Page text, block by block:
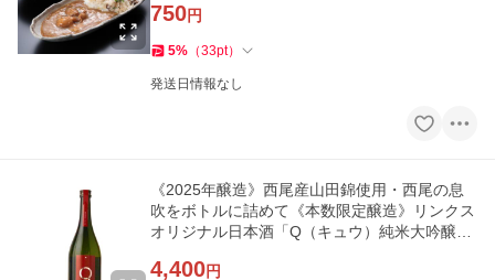
750円
5% （33pt）
発送日情報なし
《2025年醸造》西尾産山田錦使用・西尾の息
吹をボトルに詰めて《本数限定醸造》リンクス
オリジナル日本酒「Q（キュウ）純米大吟醸
4,400円